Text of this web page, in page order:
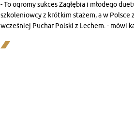
- To ogromy sukces Zagłębia i młodego
szkoleniowcy z krótkim stażem, a w Polsce
wcześniej Puchar Polski z Lechem. - mówi